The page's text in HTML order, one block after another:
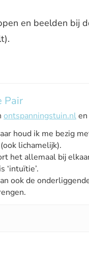
en beelden bij
Pair
ontspanningstuin.nlen
houd ik me bezig
lichamelijk).
het allemaal bij
‘intuïtie’.
ook de